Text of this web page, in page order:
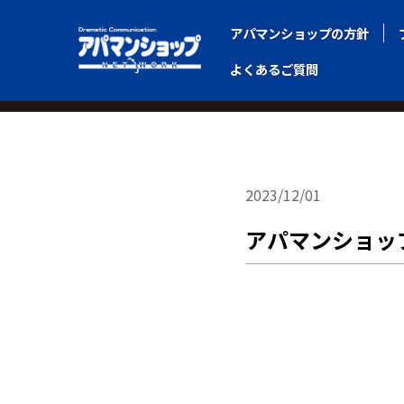
アパマンショップの方針
よくあるご質問
アパマンショップの方針
よくあるご質問
2023/12/01
アパマンショ